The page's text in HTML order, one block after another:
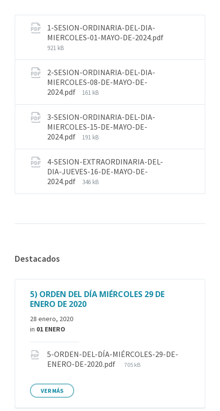
1-SESION-ORDINARIA-DEL-DIA-
MIERCOLES-01-MAYO-DE-2024.pdf
921 kB
2-SESION-ORDINARIA-DEL-DIA-
MIERCOLES-08-DE-MAYO-DE-
2024.pdf
161 kB
3-SESION-ORDINARIA-DEL-DIA-
MIERCOLES-15-DE-MAYO-DE-
2024.pdf
191 kB
4-SESION-EXTRAORDINARIA-DEL-
DIA-JUEVES-16-DE-MAYO-DE-
2024.pdf
346 kB
Destacados
5) ORDEN DEL DÍA MIÉRCOLES 29 DE
ENERO DE 2020
28 enero, 2020
in 01 ENERO
5-ORDEN-DEL-DÍA-MIÉRCOLES-29-DE-
ENERO-DE-2020.pdf
705 kB
VER MÁS